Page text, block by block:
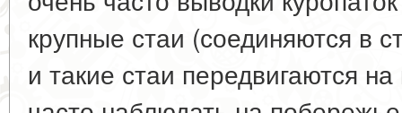
крупные стаи (соединяются в
и такие стаи передвигаются